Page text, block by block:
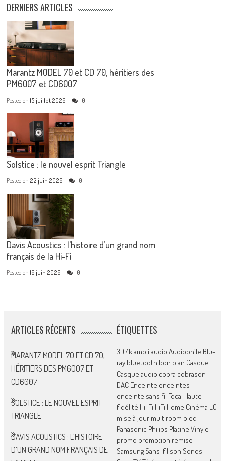
DERNIERS ARTICLES
Marantz MODEL 70 et CD 70, héritiers des
PM6007 et CD6007
Posted on15 juillet 2026 0
Solstice : le nouvel esprit Triangle
Posted on 22 juin 2026 0
Davis Acoustics : l’histoire d’un grand nom
français de la Hi-Fi
Posted on16 juin 2026 0
ARTICLES RÉCENTS
MARANTZ MODEL 70 ET CD 70,
HÉRITIERS DES PM6007 ET
CD6007
SOLSTICE : LE NOUVEL ESPRIT
TRIANGLE
DAVIS ACOUSTICS : L’HISTOIRE
D’UN GRAND NOM FRANÇAIS DE
ÉTIQUETTES
3D 4kampli audio Audiophile Blu-
ray bluetooth bon plan Casque
Casque audio cobra cobrason
DAC Enceinte enceintes
enceinte sans fil Focal Haute
fidélité Hi-Fi HiFi Home Cinéma LG
mise à jour multiroom oled
Panasonic Philips Platine Vinyle
promo promotion remise
SamsungSans-fil son Sonos